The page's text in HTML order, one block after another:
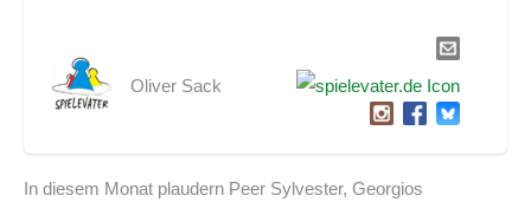
Oliver Sack
In diesem Monat plaudern Peer Sylvester, Georgios